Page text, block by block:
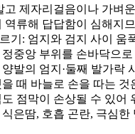
고 제자리걸음이나 가벼
역류해 답답함이 심해지
기 : 엄지와 검지 사이 움
중앙 부위를 손바닥으
발의 엄지 ·둘째 발가락
을 때 바늘로 손을 따는
점막이 손상될 수 있어
식은땀, 호흡 곤란, 극심한